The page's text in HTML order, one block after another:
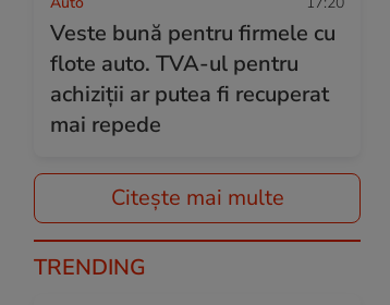
Veste bună pentru firmele cu
flote auto. TVA-ul pentru
achiziții ar putea fi recuperat
mai repede
Citește mai multe
TRENDING